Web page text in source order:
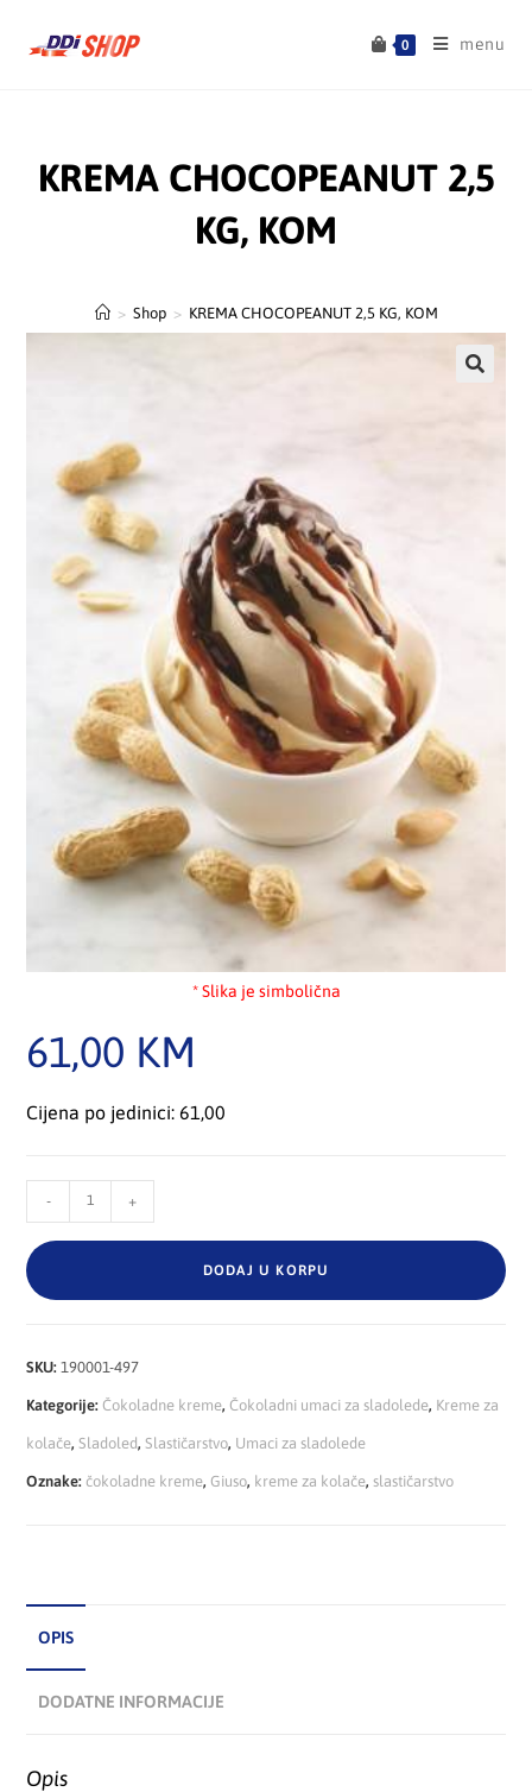
0 menu
KREMA CHOCOPEANUT 2,5
KG, KOM
> Shop > KREMA CHOCOPEANUT 2,5 KG, KOM
* Slika je simbolična
61,00 KM
Cijena po jedinici: 61,00
- +
DODAJ U KORPU
SKU:190001-497
Kategorije: Čokoladne kreme, Čokoladni umaci za sladolede, Kreme za
kolače,Sladoled,Slastičarstvo, Umaci za sladolede
Oznake: čokoladne kreme, Giuso, kreme za kolače, slastičarstvo
OPIS
DODATNE INFORMACIJE
Opis